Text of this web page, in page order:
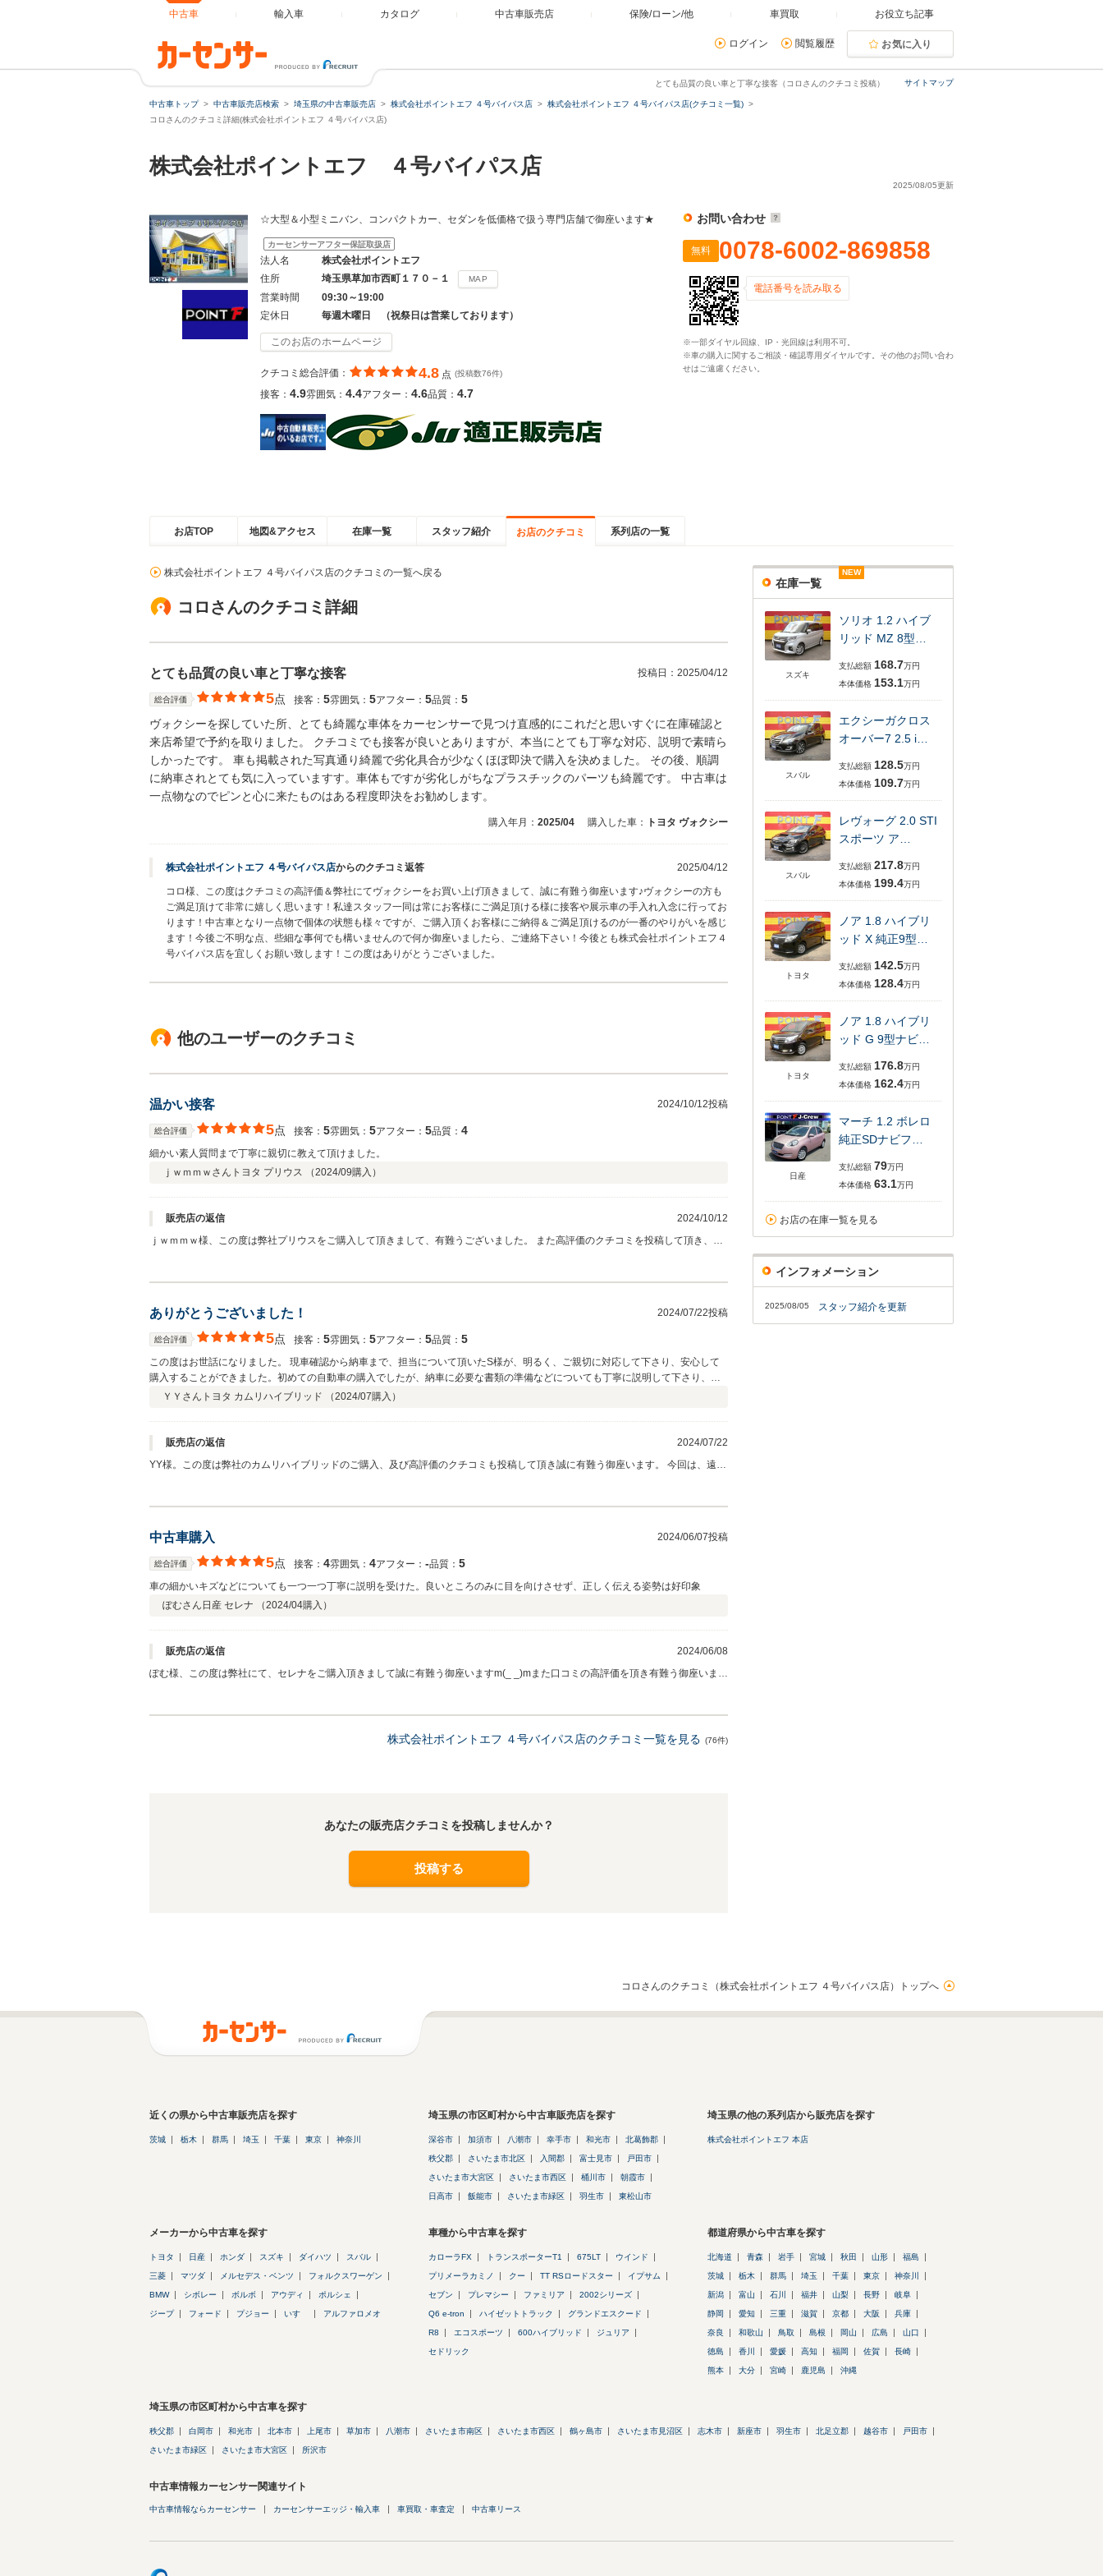
中古車 輸入車 カタログ 中古車販売店 保険/ローン/他 車買取 お役立ち記事
ログイン 閲覧履歴 お気に入り
サイトマップ
とても品質の良い車と丁寧な接客（コロさんのクチコミ投稿）
中古車トップ 中古車販売店検索 埼玉県の中古車販売店 株式会社ポイントエフ ４号バイパス店
株式会社ポイントエフ ４号バイパス店(クチコミ一覧)
コロさんのクチコミ詳細(株式会社ポイントエフ ４号バイパス店)
株式会社ポイントエフ ４号バイパス店
2025/08/05更新
☆大型＆小型ミニバン、コンパクトカー、セダンを低価格で扱う専門店舗で御座います★
カーセンサーアフター保証取扱店
法人名
株式会社ポイントエフ
住所
埼玉県草加市西町１７０－１ MAP
営業時間
09:30～19:00
定休日
毎週木曜日 （祝祭日は営業しております）
このお店のホームページ
クチコミ総合評価： 4.8 点 (投稿数76件)
接客： 4.9雰囲気： 4.4アフター： 4.6品質： 4.7
お問い合わせ
無料 0078-6002-869858
電話番号を読み取る
※一部ダイヤル回線、IP・光回線は利用不可。
※車の購入に関するご相談・確認専用ダイヤルです。その他のお問い合わ
せはご遠慮ください。
お店TOP 地図&アクセス 在庫一覧 スタッフ紹介 お店のクチコミ 系列店の一覧
株式会社ポイントエフ ４号バイパス店のクチコミの一覧へ戻る
コロさんのクチコミ詳細
とても品質の良い車と丁寧な接客 投稿日： 2025/04/12
総合評価 5点 接客： 5雰囲気： 5アフター： 5品質： 5
ヴォクシーを探していた所、とても綺麗な車体をカーセンサーで見つけ直感的にこれだと思いすぐに在庫確認と
来店希望で予約を取りました。 クチコミでも接客が良いとありますが、本当にとても丁寧な対応、説明で素晴ら
しかったです。 車も掲載された写真通り綺麗で劣化具合が少なくほぼ即決で購入を決めました。 その後、順調
に納車されとても気に入っていますす。車体もですが劣化しがちなプラスチックのパーツも綺麗です。 中古車は
一点物なのでピンと心に来たものはある程度即決をお勧めします。
購入年月： 2025/04 購入した車： トヨタ ヴォクシー
株式会社ポイントエフ ４号バイパス店からのクチコミ返答 2025/04/12
コロ様、この度はクチコミの高評価＆弊社にてヴォクシーをお買い上げ頂きまして、誠に有難う御座います♪ヴォクシーの方も
ご満足頂けて非常に嬉しく思います！私達スタッフ一同は常にお客様にご満足頂ける様に接客や展示車の手入れ入念に行ってお
ります！中古車となり一点物で個体の状態も様々ですが、ご購入頂くお客様にご納得＆ご満足頂けるのが一番のやりがいを感じ
ます！今後ご不明な点、些細な事何でも構いませんので何か御座いましたら、ご連絡下さい！今後とも株式会社ポイントエフ４
号バイパス店を宜しくお願い致します！この度はありがとうございました。
他のユーザーのクチコミ
温かい接客 2024/10/12投稿
総合評価 5点 接客： 5雰囲気： 5アフター： 5品質： 4
細かい素人質問まで丁寧に親切に教えて頂けました。
ｊｗｍｍｗさん トヨタ プリウス （2024/09購入）
販売店の返信
2024/10/12
ｊｗｍｍｗ様、この度は弊社プリウスをご購入して頂きまして、有難うございました。 また高評価のクチコミを投稿して頂き、ご
ありがとうございました！ 2024/07/22投稿
総合評価 5点 接客： 5雰囲気： 5アフター： 5品質： 5
この度はお世話になりました。 現車確認から納車まで、担当について頂いたS様が、明るく、ご親切に対応して下さり、安心して
購入することができました。初めての自動車の購入でしたが、納車に必要な書類の準備などについても丁寧に説明して下さり、と
ても助かりました。 遠方からではございますが、また何か機会がありましたら、よろしくお願い致します。
ＹＹさん トヨタ カムリハイブリッド （2024/07購入）
販売店の返信
2024/07/22
YY様。この度は弊社のカムリハイブリッドのご購入、及び高評価のクチコミも投稿して頂き誠に有難う御座います。 今回は、遠い
中古車購入 2024/06/07投稿
総合評価 5点 接客： 4雰囲気： 4アフター： ‐品質： 5
車の細かいキズなどについても一つ一つ丁寧に説明を受けた。良いところのみに目を向けさせず、正しく伝える姿勢は好印象
ぽむさん 日産 セレナ （2024/04購入）
販売店の返信
2024/06/08
ぽむ様、この度は弊社にて、セレナをご購入頂きまして誠に有難う御座いますm(_ _)mまた口コミの高評価を頂き有難う御座います
株式会社ポイントエフ ４号バイパス店のクチコミ一覧を見る (76件)
あなたの販売店クチコミを投稿しませんか？
投稿する
在庫一覧
スズキ
NEW
ソリオ 1.2 ハイブ
リッド MZ 8型…
支払総額 168.7万円
本体価格 153.1万円
スバル
NEW
エクシーガクロス
オーバー7 2.5 i…
支払総額 128.5万円
本体価格 109.7万円
スバル
NEW
レヴォーグ 2.0 STI
スポーツ ア…
支払総額 217.8万円
本体価格 199.4万円
トヨタ
NEW
ノア 1.8 ハイブリ
ッド X 純正9型…
支払総額 142.5万円
本体価格 128.4万円
トヨタ
ノア 1.8 ハイブリ
ッド G 9型ナビ…
支払総額 176.8万円
本体価格 162.4万円
日産
マーチ 1.2 ボレロ
純正SDナビフ…
支払総額 79万円
本体価格 63.1万円
お店の在庫一覧を見る
インフォメーション
2025/08/05 スタッフ紹介を更新
コロさんのクチコミ（株式会社ポイントエフ ４号バイパス店）トップへ
近くの県から中古車販売店を探す
茨城 栃木 群馬 埼玉 千葉 東京 神奈川
埼玉県の市区町村から中古車販売店を探す
深谷市 加須市 八潮市 幸手市 和光市 北葛飾郡
秩父郡 さいたま市北区 入間郡 富士見市 戸田市
さいたま市大宮区 さいたま市西区 桶川市 朝霞市
日高市 飯能市 さいたま市緑区 羽生市 東松山市
埼玉県の他の系列店から販売店を探す
株式会社ポイントエフ 本店
メーカーから中古車を探す
トヨタ 日産 ホンダ スズキ ダイハツ スバル
三菱 マツダ メルセデス・ベンツ フォルクスワーゲン
BMW シボレー ボルボ アウディ ポルシェ
ジープ フォード プジョー いすゞ アルファロメオ
車種から中古車を探す
カローラFX トランスポーターT1 675LT ウインド
プリメーラカミノ クー TT RSロードスター イプサム
セブン プレマシー ファミリア 2002シリーズ
Q6 e-tron ハイゼットトラック グランドエスクード
R8 エコスポーツ 600ハイブリッド ジュリア
セドリック
都道府県から中古車を探す
北海道 青森 岩手 宮城 秋田 山形 福島
茨城 栃木 群馬 埼玉 千葉 東京 神奈川
新潟 富山 石川 福井 山梨 長野 岐阜
静岡 愛知 三重 滋賀 京都 大阪 兵庫
奈良 和歌山 鳥取 島根 岡山 広島 山口
徳島 香川 愛媛 高知 福岡 佐賀 長崎
熊本 大分 宮崎 鹿児島 沖縄
埼玉県の市区町村から中古車を探す
秩父郡 白岡市 和光市 北本市 上尾市 草加市 八潮市 さいたま市南区 さいたま市西区 鶴ヶ島市 さいたま市見沼区 志木市 新座市 羽生市 北足立郡 越谷市 戸田市
さいたま市緑区 さいたま市大宮区 所沢市
中古車情報カーセンサー関連サイト
中古車情報ならカーセンサー カーセンサーエッジ・輸入車 車買取・車査定 中古車リース